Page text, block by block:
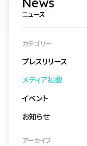
ニュース
カテゴリー
プレスリリース
メディア掲載
イベント
お知らせ
アーカイブ